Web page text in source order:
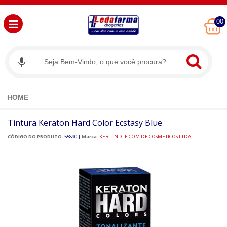
00
HOME
Tintura Keraton Hard Color Ecstasy Blue
CÓDIGO DO PRODUTO: 55890 | Marca: KERT IND. E COM DE COSMETICOS LTDA